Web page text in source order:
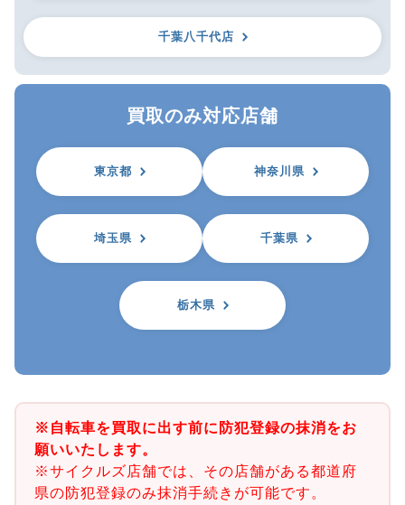
千葉八千代店
買取のみ対応店舗
東京都 神奈川県
埼玉県 千葉県
栃木県
※自転車を買取に出す前に防犯登録の抹消をお
願いいたします。
※サイクルズ店舗では、その店舗がある都道府
県の防犯登録のみ抹消手続きが可能です。